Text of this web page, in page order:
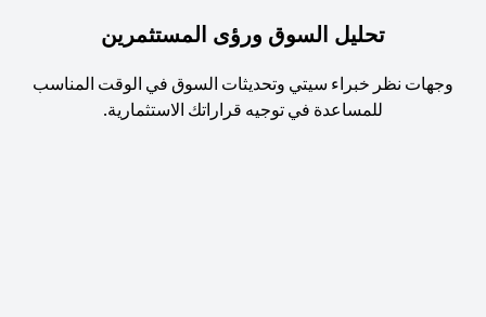
تحليل السوق ورؤى المستثمرين
نظر خبراء سيتي وتحديثات السوق في الوقت المناسب
للمساعدة في توجيه قراراتك الاستثمارية.